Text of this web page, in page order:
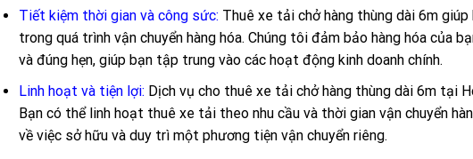
Tiết kiệm thời gian và công sức: Thuê xe tải chở hàng thùng dài 6m
trong quá trình vận chuyển hàng hóa. Chúng tôi đảm bảo hàng hóa của
và đúng hẹn, giúp bạn tập trung vào các hoạt động kinh doanh chính.
Linh hoạt và tiện lợi: Dịch vụ cho thuê xe tải chở hàng thùng dài 6m tại
Bạn có thể linh hoạt thuê xe tải theo nhu cầu và thời gian vận chuyển
về việc sở hữu và duy trì một phương tiện vận chuyển riêng.